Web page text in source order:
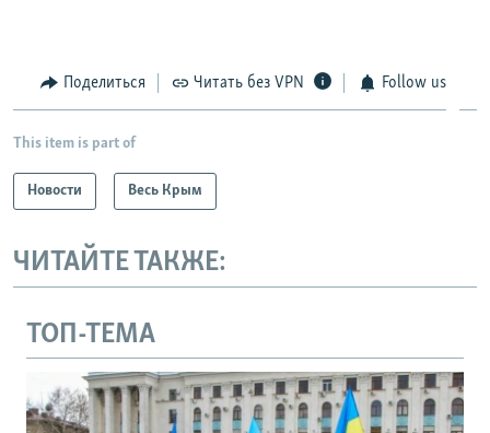
Поделиться Читать без VPN Follow us
This item is part of
Новости Весь Крым
ЧИТАЙТЕ ТАКЖЕ:
ТОП-ТЕМА